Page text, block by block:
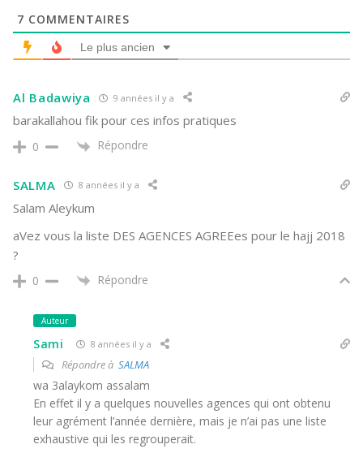
7 COMMENTAIRES
Le plus ancien
Al Badawiya 9 années il y a
barakallahou fik pour ces infos pratiques
0 Répondre
SALMA 8 années il y a
Salam Aleykum
aVez vous la liste DES AGENCES AGREEes pour le hajj 2018
?
0 Répondre
Auteur
Sami 8 années il y a
Répondre à SALMA
wa 3alaykom assalam
En effet il y a quelques nouvelles agences qui ont obtenu
leur agrément l’année dernière, mais je n’ai pas une liste
exhaustive qui les regrouperait.